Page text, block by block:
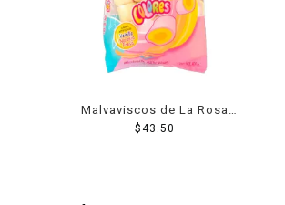
Malvaviscos de La Rosa
Bianchi colores 400 g
$43.50